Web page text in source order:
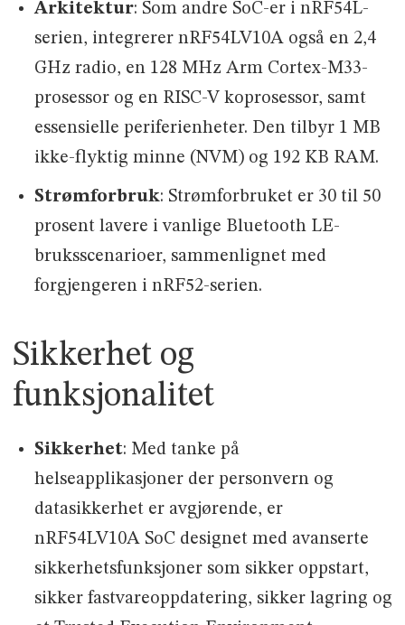
Arkitektur: Som andre SoC-er i nRF54L-
serien, integrerer nRF54LV10A også en 2,4
GHz radio, en 128 MHz Arm Cortex-M33-
prosessor og en RISC-V koprosessor, samt
essensielle periferienheter. Den tilbyr 1 MB
ikke-flyktig minne (NVM) og 192 KB RAM.
Strømforbruk: Strømforbruket er 30 til 50
prosent lavere i vanlige Bluetooth LE-
bruksscenarioer, sammenlignet med
forgjengeren i nRF52-serien.
Sikkerhet og
funksjonalitet
Sikkerhet: Med tanke på
helseapplikasjoner der personvern og
datasikkerhet er avgjørende, er
nRF54LV10A SoC designet med avanserte
sikkerhetsfunksjoner som sikker oppstart,
sikker fastvareoppdatering, sikker lagring og